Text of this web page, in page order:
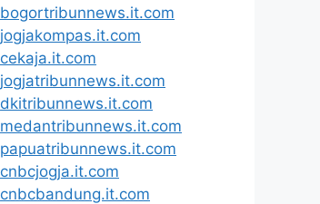
bogortribunnews.it.com
jogjakompas.it.com
cekaja.it.com
jogjatribunnews.it.com
dkitribunnews.it.com
medantribunnews.it.com
papuatribunnews.it.com
cnbcjogja.it.com
cnbcbandung.it.com